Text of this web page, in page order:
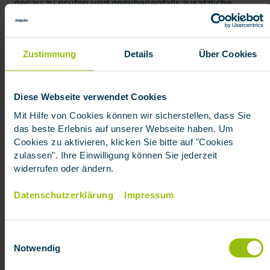
Zustimmung Details Über Cookies
Diese Webseite verwendet Cookies
Mit Hilfe von Cookies können wir sicherstellen, dass Sie
das beste Erlebnis auf unserer Webseite haben. Um
Cookies zu aktivieren, klicken Sie bitte auf "Cookies
zulassen". Ihre Einwilligung können Sie jederzeit
widerrufen oder ändern.
Datenschutzerklärung Impressum
Notwendig
genau zu prüfen und gegebenenfalls zusätzliche
Bausteine zu wählen, die Ihren individuellen Bedarf
Top
Was tun, wenn die Versicherung
nicht zahlt?
Wenn Ihre Rechtsschutzversicherung die
Kostenübernahme ablehnt, sollten Sie folgende
Schritte unternehmen:
Begründung einholen:Fordern Sie eine
Lassen Sie die Ablehnung
von einem Anwalt überprüfen.